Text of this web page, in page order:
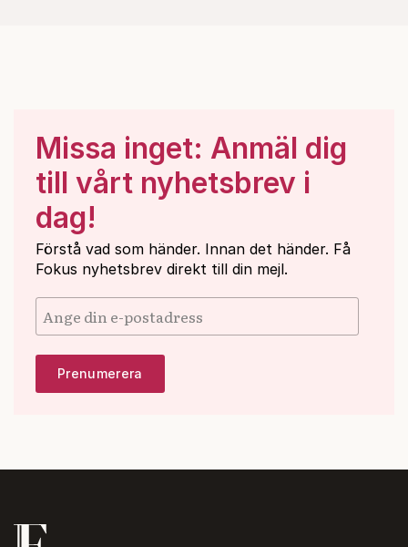
Missa inget: Anmäl dig
till vårt nyhetsbrev i
dag!
Förstå vad som händer. Innan det händer. Få
Fokus nyhetsbrev direkt till din mejl.